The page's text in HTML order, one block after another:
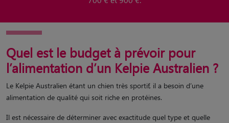
Quel est le budget à prévoir pour
l’alimentation d’un Kelpie Australien ?
Le Kelpie Australien étant un chien très sportif, il a besoin d’une
alimentation de qualité qui soit riche en protéines.
Il est nécessaire de déterminer avec exactitude quel type et quelle